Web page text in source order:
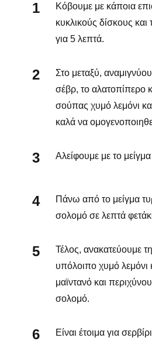
Κόβουμε με κάποια
κυκλικούς δίσκους
για 5 λεπτά.
Στο μεταξύ,
σέβρ, το αλατοπίπερο
σούπας χυμό λεμόνι
καλά να
Αλείφουμε με το
Πάνω από το μείγμα
σολομό σε λεπτά
Τέλος, ανακατεύουμε
υπόλοιπο χυμό λεμόνι
μαϊντανό και
σολομό.
Είναι έτοιμα για